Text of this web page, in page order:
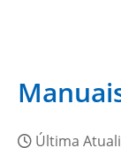
Última